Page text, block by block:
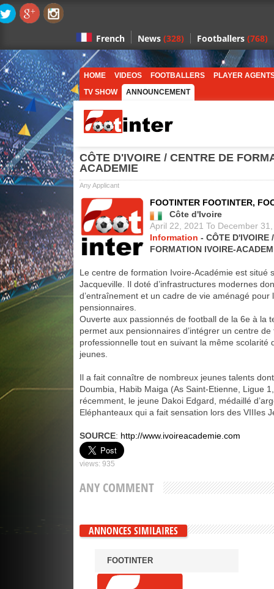
French News (328) Footballers (768)
HOME VIDEOS FOOTBALLERS
PLAYER
TV SHOW
ANNOUNCEMENT
CÔTE D'IVOIRE / CENTRE DE
ACADEMIE
Any Applicant
FOOTINTER FOOTINTER,
Côte d'Ivoire
April 22, 2021 To December
Information - CÔTE D'IVOIRE
FORMATION IVOIRE-
Le centre de formation Ivoire-Académie est situé
Jacqueville. Il doté d’infrastructures modernes
d’entraînement et un cadre de vie aménagé pour
pensionnaires.
Ouverte aux passionnés de football de la 6e à la
permet aux pensionnaires d’intégrer un centre de
professionnelle tout en suivant la même scolarité
jeunes.
Il a fait connaître de nombreux jeunes talents
Doumbia, Habib Maiga (As Saint-Etienne, Ligue
récemment, le jeune Dakoi Edgard, médaillé
Eléphanteaux qui a fait sensation lors des VIIIes
SOURCE: http://www.ivoireacademie.com
views: 935
ANY COMMENT
ANNONCES SIMILAIRES
FOOTINTER